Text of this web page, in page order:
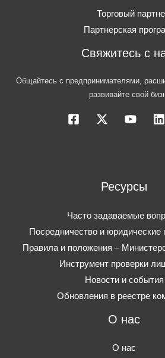
Торговый
Партнерская
Свяжитесь с
Общайтесь с предпринимателями,
развивайте свой
Ресурсы
Часто задаваемые
Посредничество и юридические
Правила и положения –
Инструмент проверки
Новости и события
Обновления в реестре
О нас
О нас